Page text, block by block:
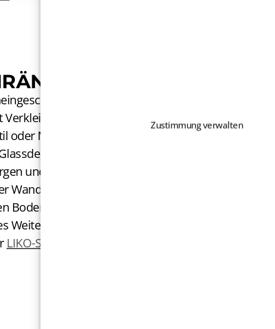
Zustimmung verwalten
FREIHEIT
Freiheit bei der
aus Holz, Laminat,
Metall. Es steht eine grosse
Türen zur Auswahl.
und Türbänder beim Türmodul
Wandfläche sichtbar. Mit dem
Bodenunebenheiten bis zu 25 mm
ist die RAVA
LIKO-S-Trennwände